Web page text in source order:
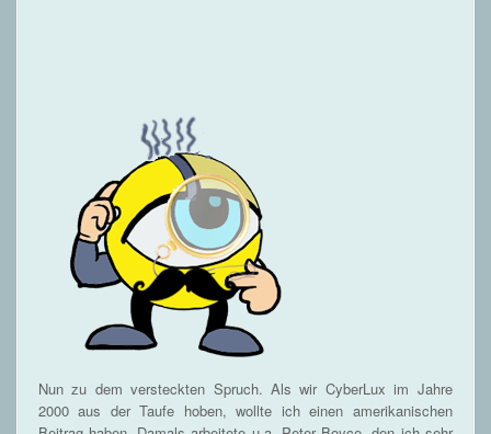
Nun zu dem versteckten Spruch. Als wir CyberLux im Jahre
2000 aus der Taufe hoben, wollte ich einen amerikanischen